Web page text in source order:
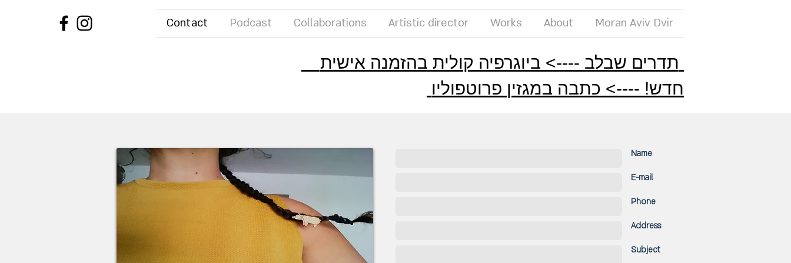
Moran Aviv Dvir
About
Works
Artistic director
Collaborations
Podcast
Contact
חדש! ----> כתבה במגזין פרוטפוליו
Name
E-mail
Phone
Address
Subject